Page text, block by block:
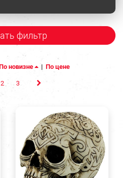
фильтр
новизне | По цене
2 3